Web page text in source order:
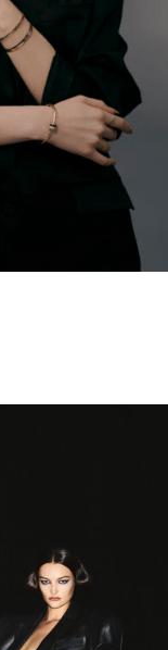
BOUCHERON, OU
NOUVELLE
DU LUXE...